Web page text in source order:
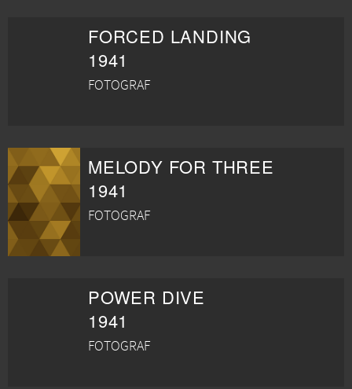
FORCED LANDING
1941
FOTOGRAF
MELODY FOR THREE
1941
FOTOGRAF
POWER DIVE
1941
FOTOGRAF